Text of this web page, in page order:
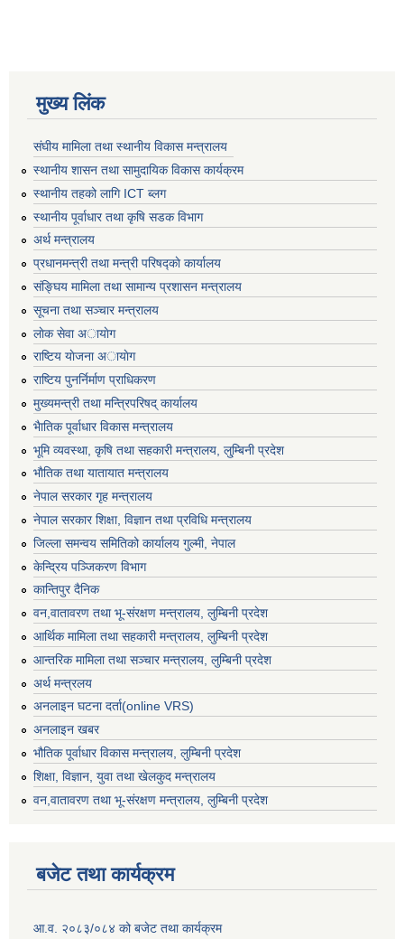
मुख्य लिंक
संघीय मामिला तथा स्थानीय विकास मन्त्रालय
स्थानीय शासन तथा सामुदायिक विकास कार्यक्रम
स्थानीय तहको लागि ICT ब्लग
स्थानीय पूर्वाधार तथा कृषि सडक विभाग
अर्थ मन्त्रालय
प्रधानमन्त्री तथा मन्त्री परिषद्काे कार्यालय
संङ्घिय मामिला तथा सामान्य प्रशासन मन्त्रालय
सूचना तथा सञ्चार मन्त्रालय
लाेक सेवा अायाेग
राष्टिय याेजना अायाेग
राष्टिय पुनर्निर्माण प्राधिकरण
मुख्यमन्त्री तथा मन्त्रिपरिषद् कार्यालय
भैातिक पूर्वाधार विकास मन्त्रालय
भूमि व्यवस्था, कृषि तथा सहकारी मन्त्रालय, लु्म्बिनी प्रदेश
भाैतिक तथा यातायात मन्त्रालय
नेपाल सरकार गृह मन्त्रालय
नेपाल सरकार शिक्षा, विज्ञान तथा प्रविधि मन्त्रालय
जिल्ला समन्वय समितिको कार्यालय गुल्मी, नेपाल
केन्द्रिय पञ्जिकरण विभाग
कान्तिपुर दैनिक
वन,वातावरण तथा भू-संरक्षण मन्त्रालय, लुम्बिनी प्रदेश
आर्थिक मामिला तथा सहकारी मन्त्रालय, लुम्बिनी प्रदेश
आन्तरिक मामिला तथा सञ्चार मन्त्रालय, लुम्बिनी प्रदेश
अर्थ मन्त्रलय
अनलाइन घटना दर्ता(online VRS)
अनलाइन खबर
भौतिक पूर्वाधार विकास मन्त्रालय, लुम्बिनी प्रदेश
शिक्षा, विज्ञान, युवा तथा खेलकुद मन्‍‍त्रालय
वन,वातावरण तथा भू-संरक्षण मन्त्रालय, लुम्बिनी प्रदेश
बजेट तथा कार्यक्रम
आ.व. २०८३/०८४ को बजेट तथा कार्यक्रम